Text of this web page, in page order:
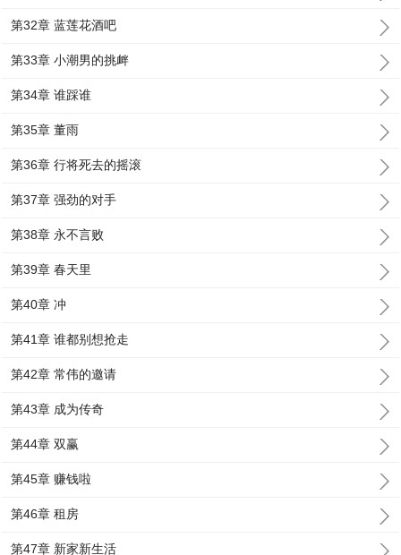
第32章 蓝莲花酒吧
第33章 小潮男的挑衅
第34章 谁踩谁
第35章 董雨
第36章 行将死去的摇滚
第37章 强劲的对手
第38章 永不言败
第39章 春天里
第40章 冲
第41章 谁都别想抢走
第42章 常伟的邀请
第43章 成为传奇
第44章 双赢
第45章 赚钱啦
第46章 租房
第47章 新家新生活